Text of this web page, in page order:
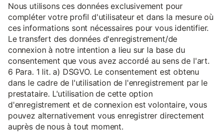
Nous utilisons ces données exclusivement pour
compléter votre profil d'utilisateur et dans la mesure où
ces informations sont nécessaires pour vous identifier.
Le transfert des données d'enregistrement/de
connexion à notre intention a lieu sur la base du
consentement que vous avez accordé au sens de l'art.
6 Para. 1 lit. a) DSGVO. Le consentement est obtenu
dans le cadre de l'utilisation de l'enregistrement par le
prestataire. L'utilisation de cette option
d'enregistrement et de connexion est volontaire, vous
pouvez alternativement vous enregistrer directement
auprès de nous à tout moment.